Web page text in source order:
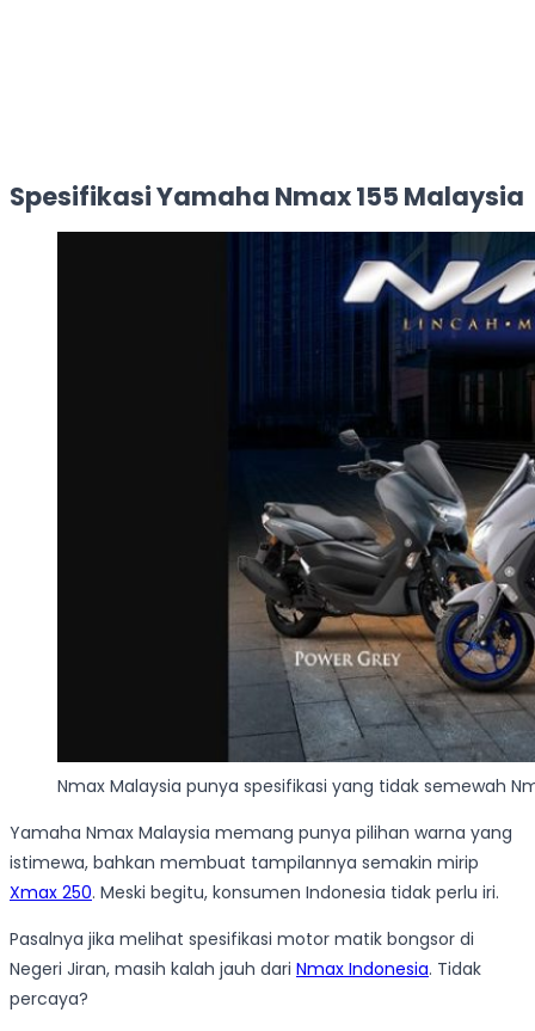
Spesifikasi Yamaha Nmax 155 Malaysia
Nmax Malaysia punya spesifikasi yang tidak semewah
Yamaha Nmax Malaysia memang punya pilihan warna yang
istimewa, bahkan membuat tampilannya semakin mirip
Xmax 250. Meski begitu, konsumen Indonesia tidak perlu iri.
Pasalnya jika melihat spesifikasi motor matik bongsor di
Negeri Jiran, masih kalah jauh dari Nmax Indonesia. Tidak
percaya?